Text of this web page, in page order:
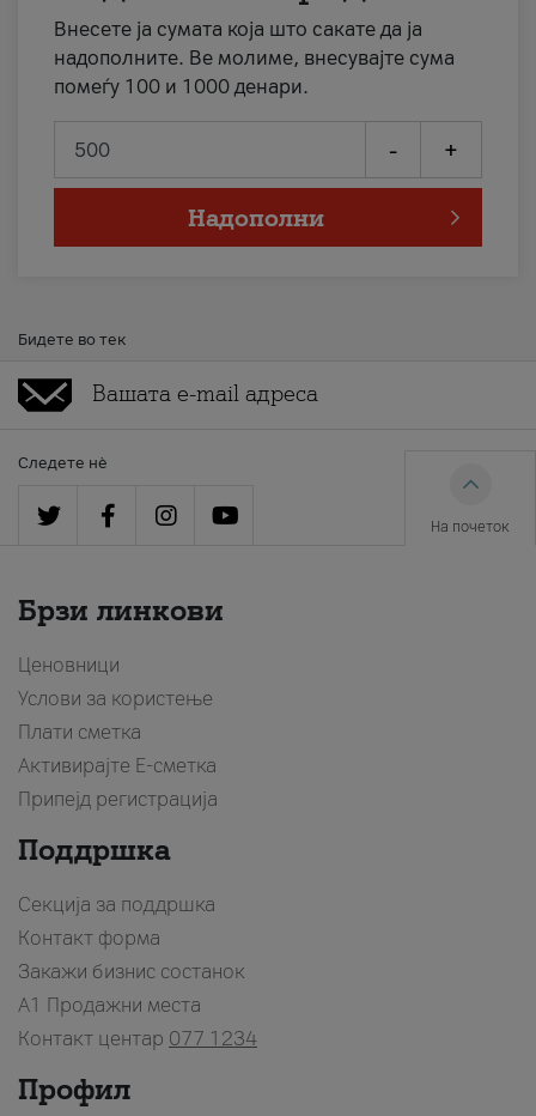
Внесете ја сумата која што сакате да ја
надополните. Ве молиме, внесувајте сума
помеѓу 100 и 1000 денари.
- +
Надополни
Бидете во тек
Следете нè
На почеток
Брзи линкови
Ценовници
Услови за користење
Плати сметка
Активирајте Е-сметка
Припејд регистрација
Поддршка
Секција за поддршка
Контакт форма
Закажи бизнис состанок
A1 Продажни места
Контакт центар 077 1234
Профил